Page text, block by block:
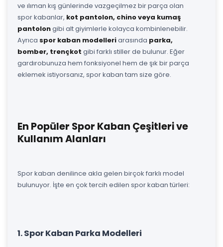
ve ılıman kış günlerinde vazgeçilmez bir parça olan
spor kabanlar, kot pantolon, chino veya kumaş
pantolongibi alt giyimlerle kolayca kombinlenebilir.
Ayrıca spor kaban modelleriarasında parka,
bomber, trençkot gibi farklı stiller de bulunur. Eğer
gardırobunuza hem fonksiyonel hem de şık bir parça
eklemek istiyorsanız, spor kaban tam size göre.
En Popüler Spor Kaban Çeşitleri ve
Kullanım Alanları
Spor kaban denilince akla gelen birçok farklı model
bulunuyor. İşte en çok tercih edilen spor kaban türleri:
1. Spor Kaban Parka Modelleri